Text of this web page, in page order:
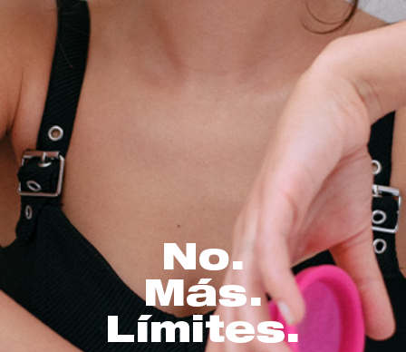
No.
Más.
Límites.